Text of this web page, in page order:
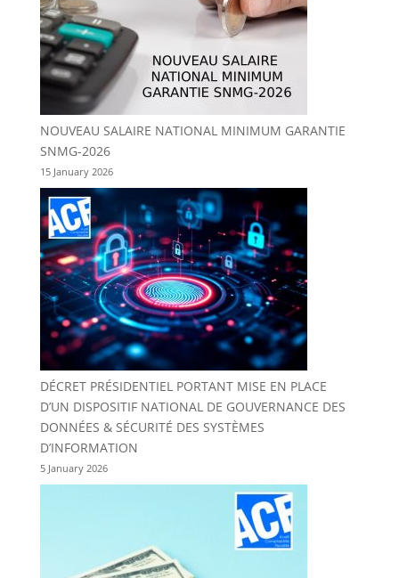
NOUVEAU SALAIRE NATIONAL MINIMUM GARANTIE
SNMG-2026
15 January 2026
DÉCRET PRÉSIDENTIEL PORTANT MISE EN PLACE
D’UN DISPOSITIF NATIONAL DE GOUVERNANCE DES
DONNÉES & SÉCURITÉ DES SYSTÈMES
D’INFORMATION
5 January 2026